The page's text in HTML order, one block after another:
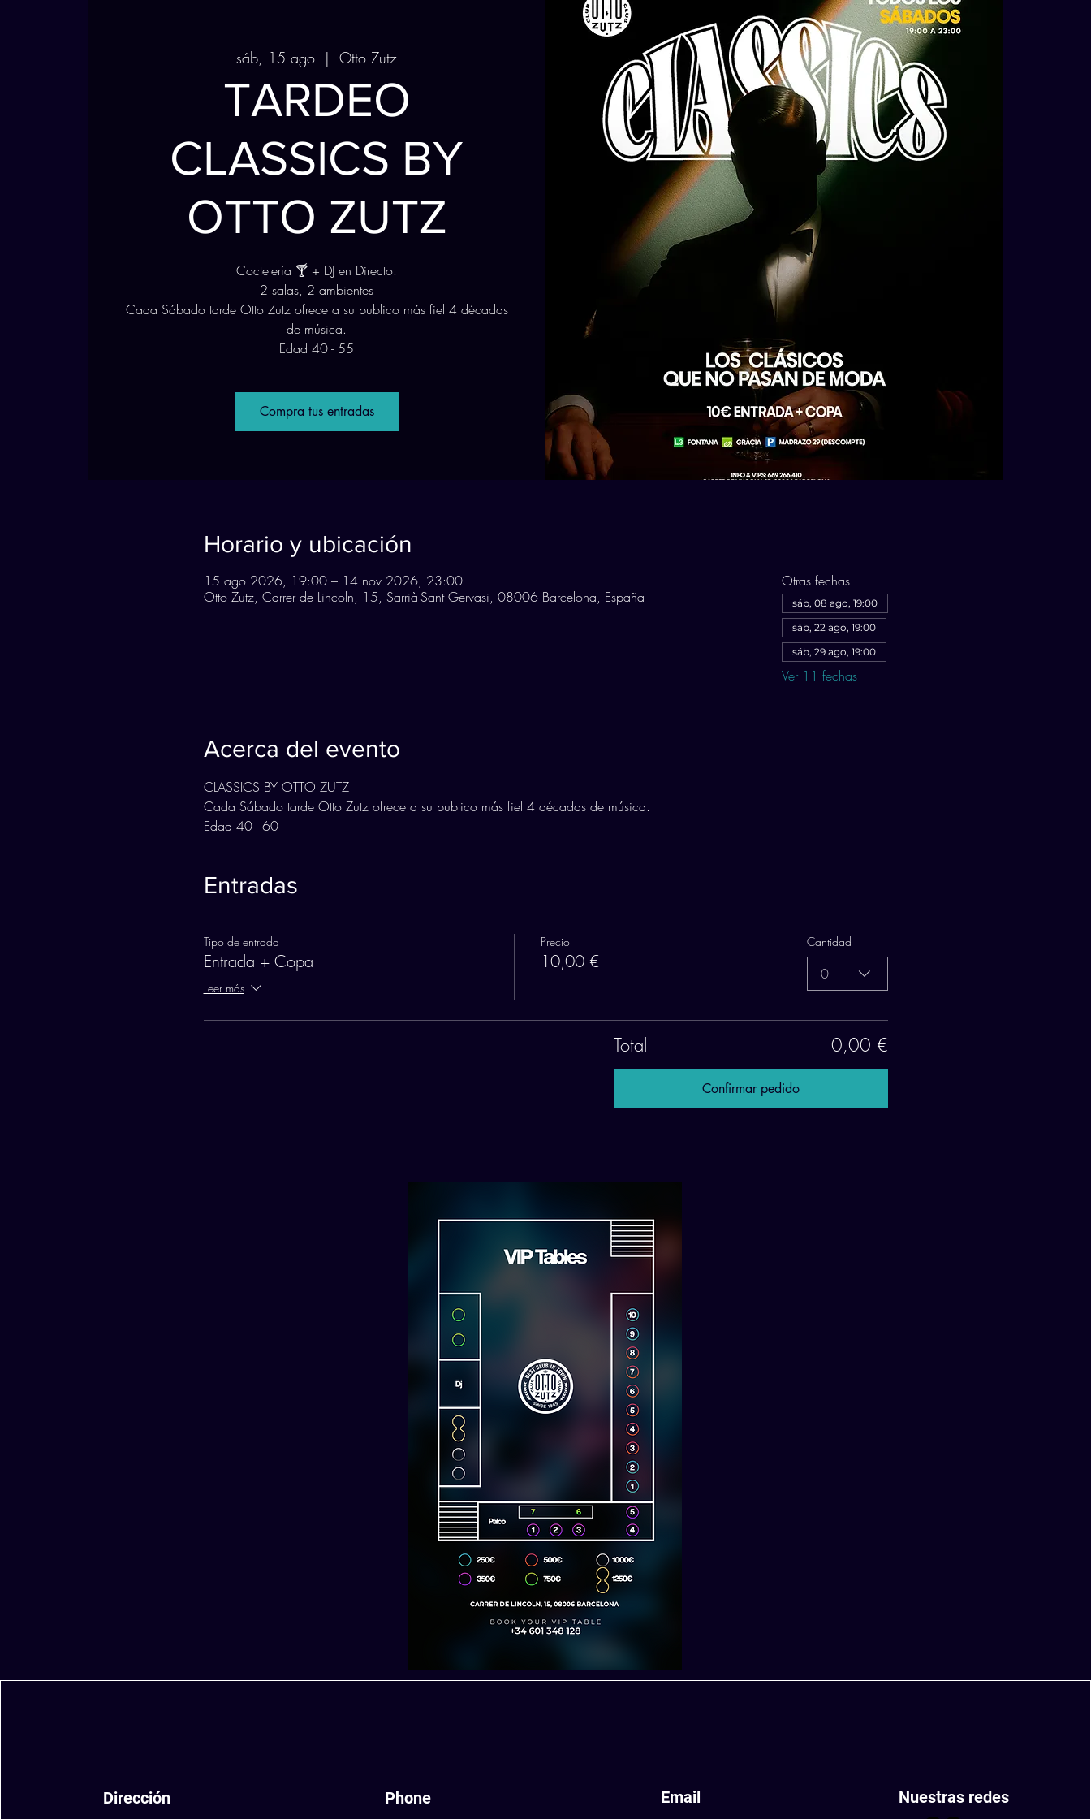
sáb, 15 ago
  |
Otto Zutz
TARDEO
CLASSICS BY
OTTO ZUTZ
Coctelería 🍸 + DJ en Directo.
2 salas, 2 ambientes
Cada Sábado tarde Otto Zutz ofrece a su publico más fiel 4 décadas
de música.
Edad 40 - 55
Compra tus entradas
Horario y ubicación
15 ago 2026, 19:00 – 14 nov 2026, 23:00
Otto Zutz, Carrer de Lincoln, 15, Sarrià-Sant Gervasi, 08006 Barcelona, España
Otras fechas
sáb, 08 ago, 19:00
sáb, 22 ago, 19:00
sáb, 29 ago, 19:00
Ver 11 fechas
Acerca del evento
CLASSICS BY OTTO ZUTZ
Cada Sábado tarde Otto Zutz ofrece a su publico más fiel 4 décadas de música.
Edad 40 - 60
Entradas
Tipo de entrada
Entrada + Copa
Leer más
Precio
10,00 €
Cantidad
0
Total 0,00 €
Confirmar pedido
Dirección Phone Email Nuestras redes